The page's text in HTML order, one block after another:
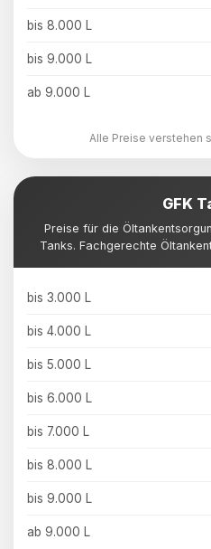
bis 8.000 L
bis 9.000 L
ab 9.000 L
Alle Preise verstehen
GFK
Preise für die
Tanks. Fachgerechte
bis 3.000 L
bis 4.000 L
bis 5.000 L
bis 6.000 L
bis 7.000 L
bis 8.000 L
bis 9.000 L
ab 9.000 L